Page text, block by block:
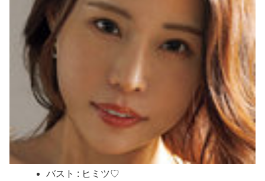
【画像】 コンビニ店員がパ○チラｗｗｗ
「毎日、渋谷でデモが起きてる」と左派が心の拠り所にする動画、目撃者から総ツッコミを食らってしまっており……
【エ□漫画】 漫研部仲間の無口無表情JKが漫画の資料の為になんと裸を観察させてくれたんだけど、どんどんエスカレートしてお○ぱい揉んだり手マンし...
お腹を空かせた子供たちにご飯をあげていた。ほんと助かるわ、どうもありがとう → 母親はこんな様子です…
【驚愕】 無職女だけど性欲ヤバくて親マジ切れヤバいｗｗｗｗｗｗｗｗｗｗｗｗ
【画像】 本田望結の妹、本田望結より実ってしまう
バスト : ヒミツ♡